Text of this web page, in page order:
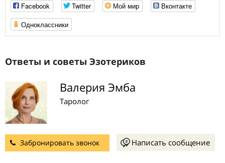
Facebook
Twitter Мой мир
Вконтакте
Одноклассники
Ответы и советы Эзотериков
Валерия Эмба
Таролог
Забронировать звонок Написать сообщение